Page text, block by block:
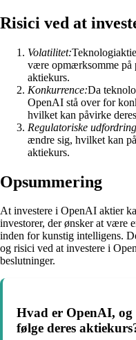
Risici ved at
Volatilitet:
være opmærksomme på
aktiekurs.
Konkurrence:Da
OpenAI stå over for
hvilket kan påvirke
Regulatoriske
ændre sig, hvilket kan
aktiekurs.
Opsummering
At investere i OpenAI aktier
investorer, der ønsker at være
inden for kunstig intelligens.
og risici ved at investere i
beslutninger.
Hvad er OpenAI,
følge deres